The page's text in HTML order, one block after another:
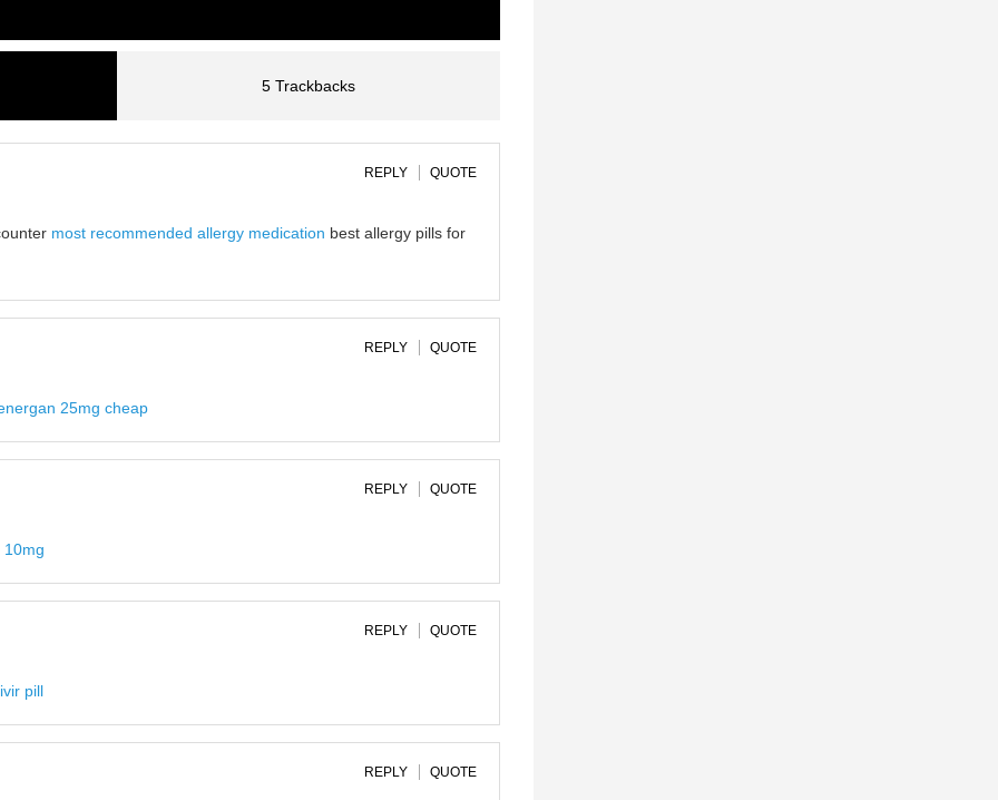
5 Trackbacks
REPLY QUOTE
most recommended allergy medication best allergy pills for
REPLY QUOTE
25mg cheap
REPLY QUOTE
10mg
REPLY QUOTE
pill
REPLY QUOTE